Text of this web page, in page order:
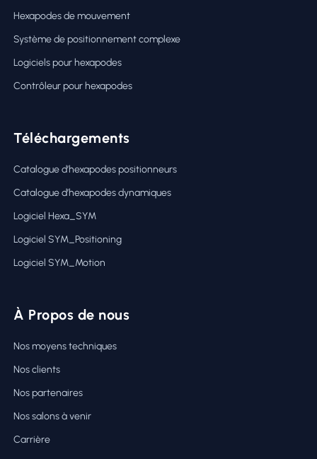
Hexapodes de mouvement
Système de positionnement complexe
Logiciels pour hexapodes
Contrôleur pour hexapodes
Téléchargements
Catalogue d’hexapodes positionneurs
Catalogue d’hexapodes dynamiques
Logiciel Hexa_SYM
Logiciel SYM_Positioning
Logiciel SYM_Motion
À Propos de nous
Nos moyens techniques
Nos clients
Nos partenaires
Nos salons à venir
Carrière